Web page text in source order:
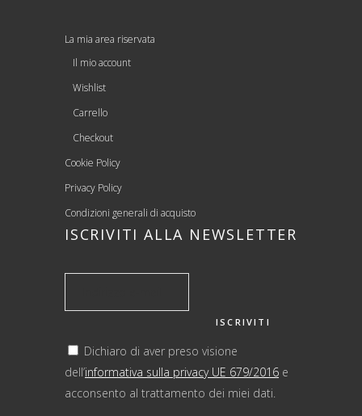
La mia area riservata
Il mio account
Wishlist
Carrello
Checkout
Cookie Policy
Privacy Policy
Condizioni generali di acquisto
ISCRIVITI ALLA NEWSLETTER
Dichiaro di aver preso visione
dell’informativa sulla privacy UE 679/2016 e
acconsento al trattamento dei miei dati.